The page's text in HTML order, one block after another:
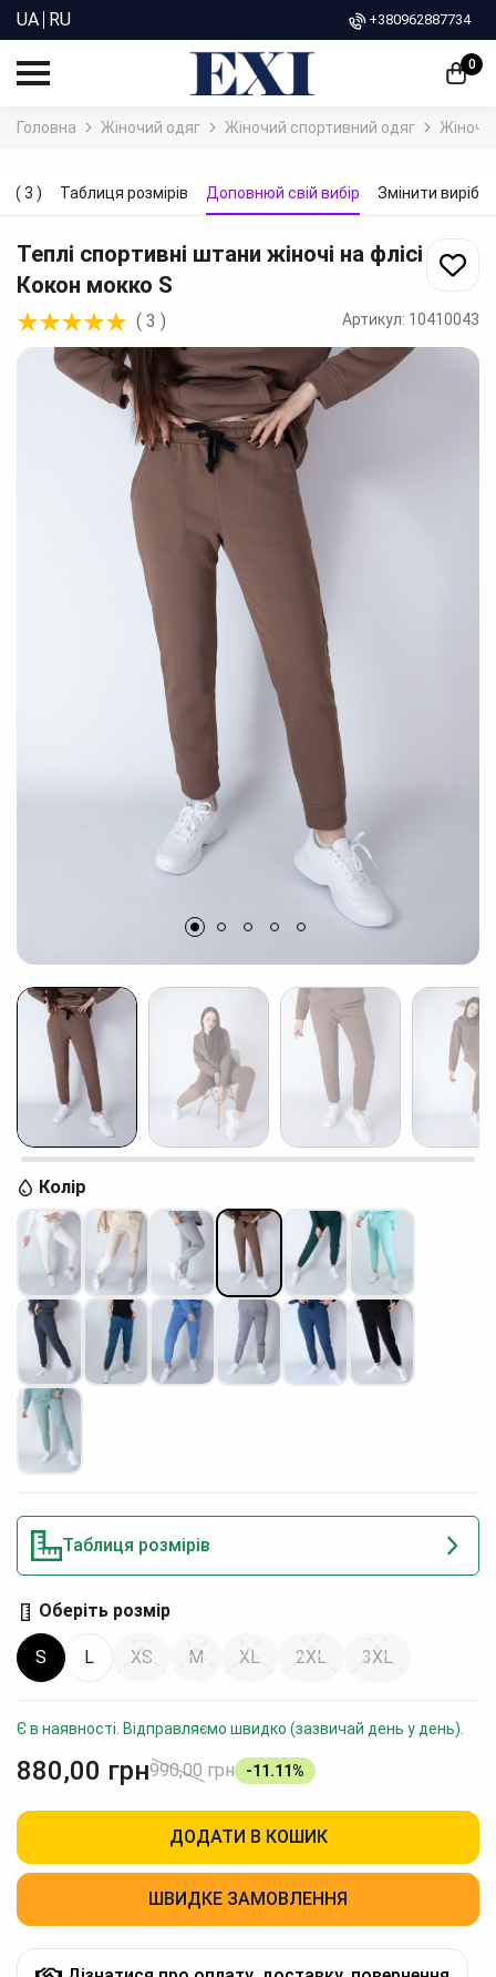
UA RU +380962887734
0
Головна Жіночий одяг Жіночий спортивний одяг Жіночі
( 3 ) Таблиця розмірів Доповнюй свій вибір Змінити виріб
Теплі спортивні штани жіночі на флісі
Кокон мокко S
( 3 ) Артикул: 10410043
Колір
Таблиця розмірів
Оберіть розмір
S L XS M XL 2XL 3XL
Є в наявності. Відправляємо швидко (зазвичай день у день).
880,00 грн990,00 грн -11.11%
ДОДАТИ В КОШИК
ШВИДКЕ ЗАМОВЛЕННЯ